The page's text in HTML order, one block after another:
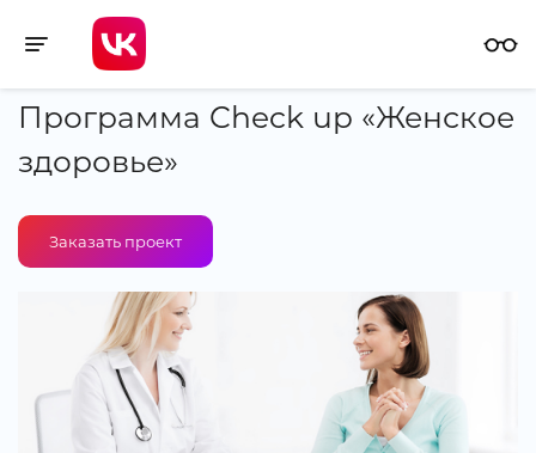
Toggle navigation
Программа Check up «Женское
здоровье»
Заказать проект